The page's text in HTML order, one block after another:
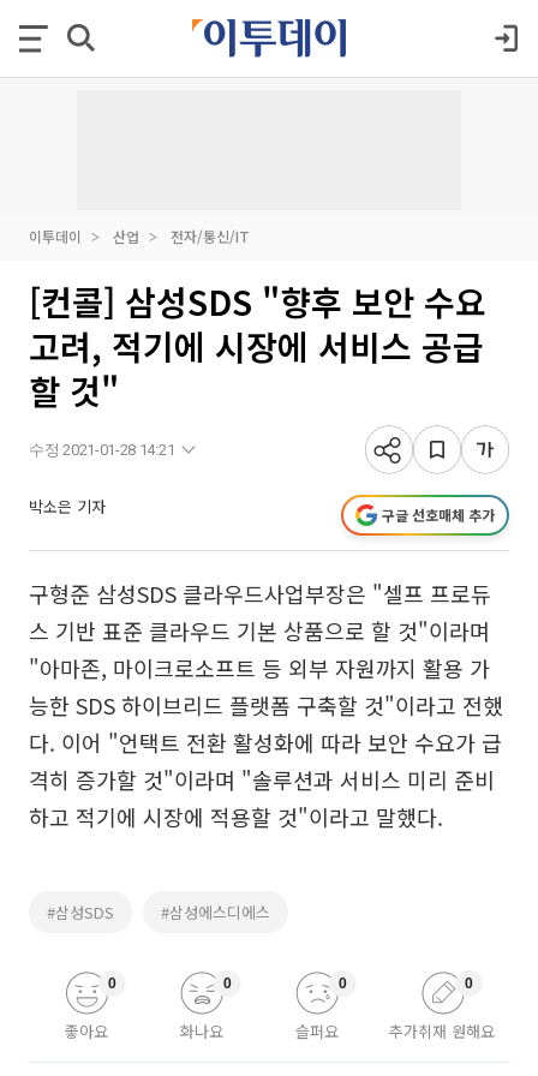
이투데이 산업 전자/통신/IT
[컨콜] 삼성SDS "향후 보안 수요
고려, 적기에 시장에 서비스 공급
할 것"
수정 2021-01-28 14:21
박소은 기자 구글 선호매체 추가
구형준 삼성SDS 클라우드사업부장은 "셀프 프로듀
스 기반 표준 클라우드 기본 상품으로 할 것"이라며
"아마존, 마이크로소프트 등 외부 자원까지 활용 가
능한 SDS 하이브리드 플랫폼 구축할 것"이라고 전했
다. 이어 "언택트 전환 활성화에 따라 보안 수요가 급
격히 증가할 것"이라며 "솔루션과 서비스 미리 준비
하고 적기에 시장에 적용할 것"이라고 말했다.
#삼성SDS #삼성에스디에스
좋아요
0
화나요
0
슬퍼요
0
추가취재 원해요
0